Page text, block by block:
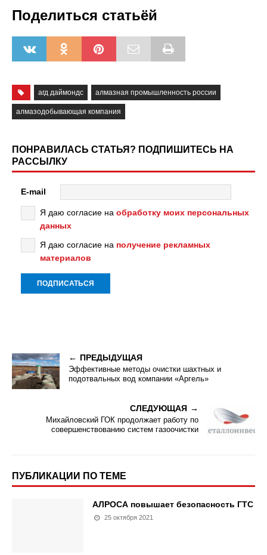
Поделиться статьёй
агд даймондс алмазная промышленность россии
алмазодобывающая компания
ПОНРАВИЛАСЬ СТАТЬЯ? ПОДПИШИТЕСЬ НА
РАССЫЛКУ
E-mail
Я даю согласие на обработку моих персональных
данных
Я даю согласие на получение рекламных
материалов
ПРЕДЫДУЩАЯ
Эффективные методы очистки шахтных и
подотвальных вод компании «Аргель»
СЛЕДУЮЩАЯ
Михайловский ГОК продолжает работу по
совершенствованию систем газоочистки
ПУБЛИКАЦИИ ПО ТЕМЕ
АЛРОСА повышает безопасность ГТС
25 октября 2021